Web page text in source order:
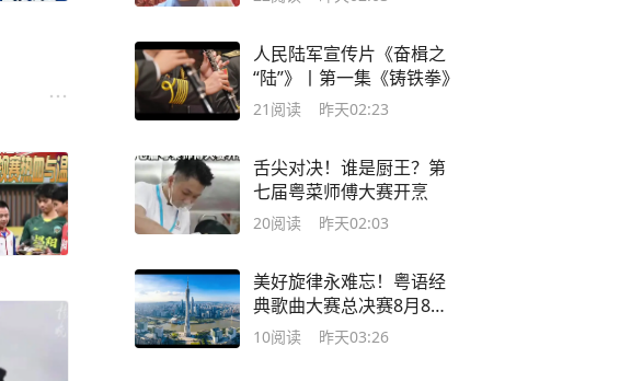
人民陆军宣传片《奋楫之
“陆”》丨第一集《铸铁拳》
21 阅读 昨天02:23
舌尖对决！谁是厨王？第
七届粤菜师傅大赛开烹
20阅读 昨天02:03
美好旋律永难忘！粤语经
典歌曲大赛总决赛8月8日
东莞见
10阅读 昨天03:26